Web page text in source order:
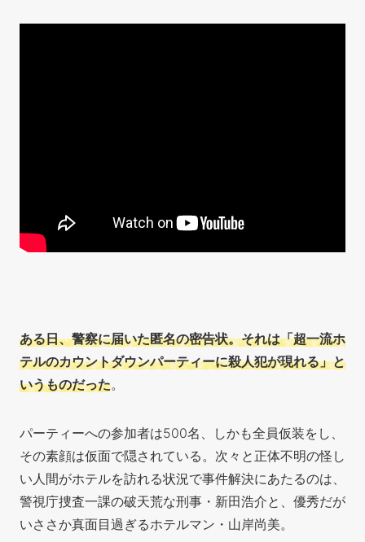
ある日、警察に届いた匿名の密告状。それは「超一流ホ
テルのカウントダウンパーティーに殺人犯が現れる」と
いうものだった。
パーティーへの参加者は500名、しかも全員仮装をし、
その素顔は仮面で隠されている。次々と正体不明の怪し
い人間がホテルを訪れる状況で事件解決にあたるのは、
警視庁捜査一課の破天荒な刑事・新田浩介と、優秀だが
いささか真面目過ぎるホテルマン・山岸尚美。